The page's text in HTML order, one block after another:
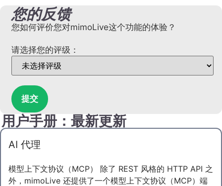
您的反馈
您如何评价您对mimoLive这个功能的体验？
请选择您的评级：
提交
用户手册：最新更新
AI 代理
模型上下文协议（MCP） 除了 REST 风格的 HTTP API 之
外，mimoLive 还提供了一个模型上下文协议（MCP）端